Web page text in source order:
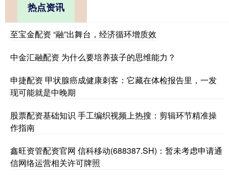
热点资讯
至宝金配资 “融”出舞台，经济循环增质效
中金汇融配资 为什么要培养孩子的思维能力？
申捷配资 甲状腺癌成健康刺客：它藏在体检报告里，一发
现可能就是中晚期
股票配资基础知识 手工编织视频上热搜：剪辑环节精准操
作指南
鑫旺资管配资官网 信科移动(688387.SH)：暂未考虑申请通
信网络运营相关许可牌照